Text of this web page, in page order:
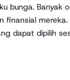
bunga. Banyak
finansial
dapat dipilih